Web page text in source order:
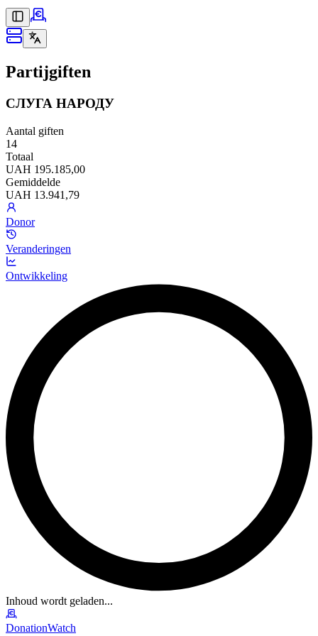
Partijgiften
СЛУГА НАРОДУ
Aantal giften
14
Totaal
UAH 195.185,00
Gemiddelde
UAH 13.941,79
Donor
Veranderingen
Ontwikkeling
Inhoud wordt geladen...
DonationWatch